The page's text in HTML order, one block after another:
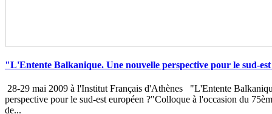
"L'Entente Balkanique. Une nouvelle perspective pour le sud-
28-29 mai 2009 à l'Institut Français d'Athènes "L'Entente
perspective pour le sud-est européen ?"Colloque à l'occasion du
de...